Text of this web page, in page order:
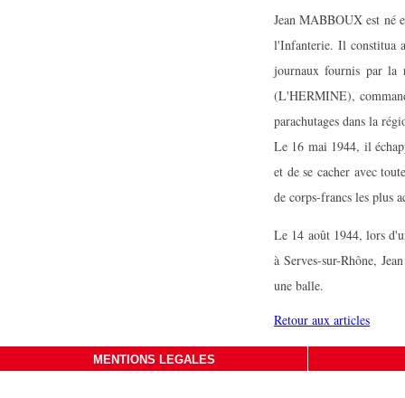
Jean MABBOUX est né
l'Infanterie. Il constitua
journaux fournis par la
(L'HERMINE),
parachutages dans la
Le 16 mai 1944, il
et de se cacher avec
de corps-francs les plus
Le 14 août 1944, lors
à Serves-sur-Rhône,
une balle.
Retour aux articles
MENTIONS LEGALES